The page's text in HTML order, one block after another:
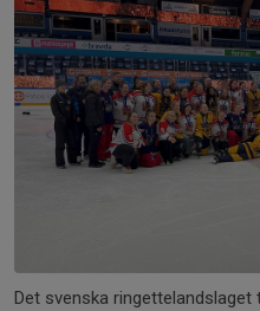
Det svenska ringettelandslaget